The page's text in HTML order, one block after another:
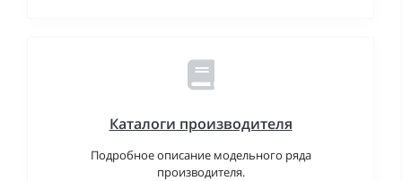
Каталоги производителя
Подробное описание модельного ряда
производителя.